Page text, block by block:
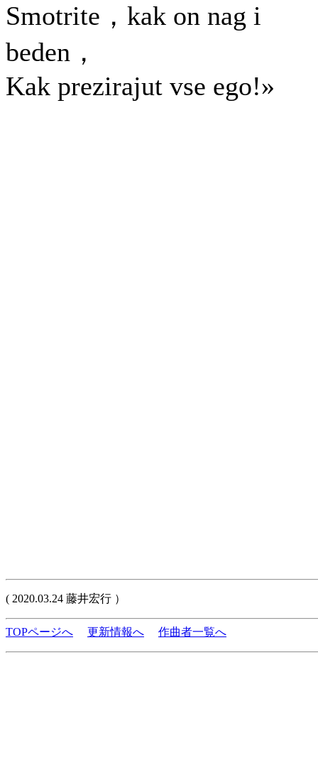
Smotrite，kak on nag i
beden，
Kak prezirajut vse ego!»
( 2020.03.24 藤井宏行 ）
TOPページへ 更新情報へ 作曲者一覧へ